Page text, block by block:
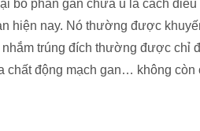
bỏ phân gan chứa u là cách
hiện nay. Nó thường được
trúng đích thường được chỉ
chất động mạch gan… không còn